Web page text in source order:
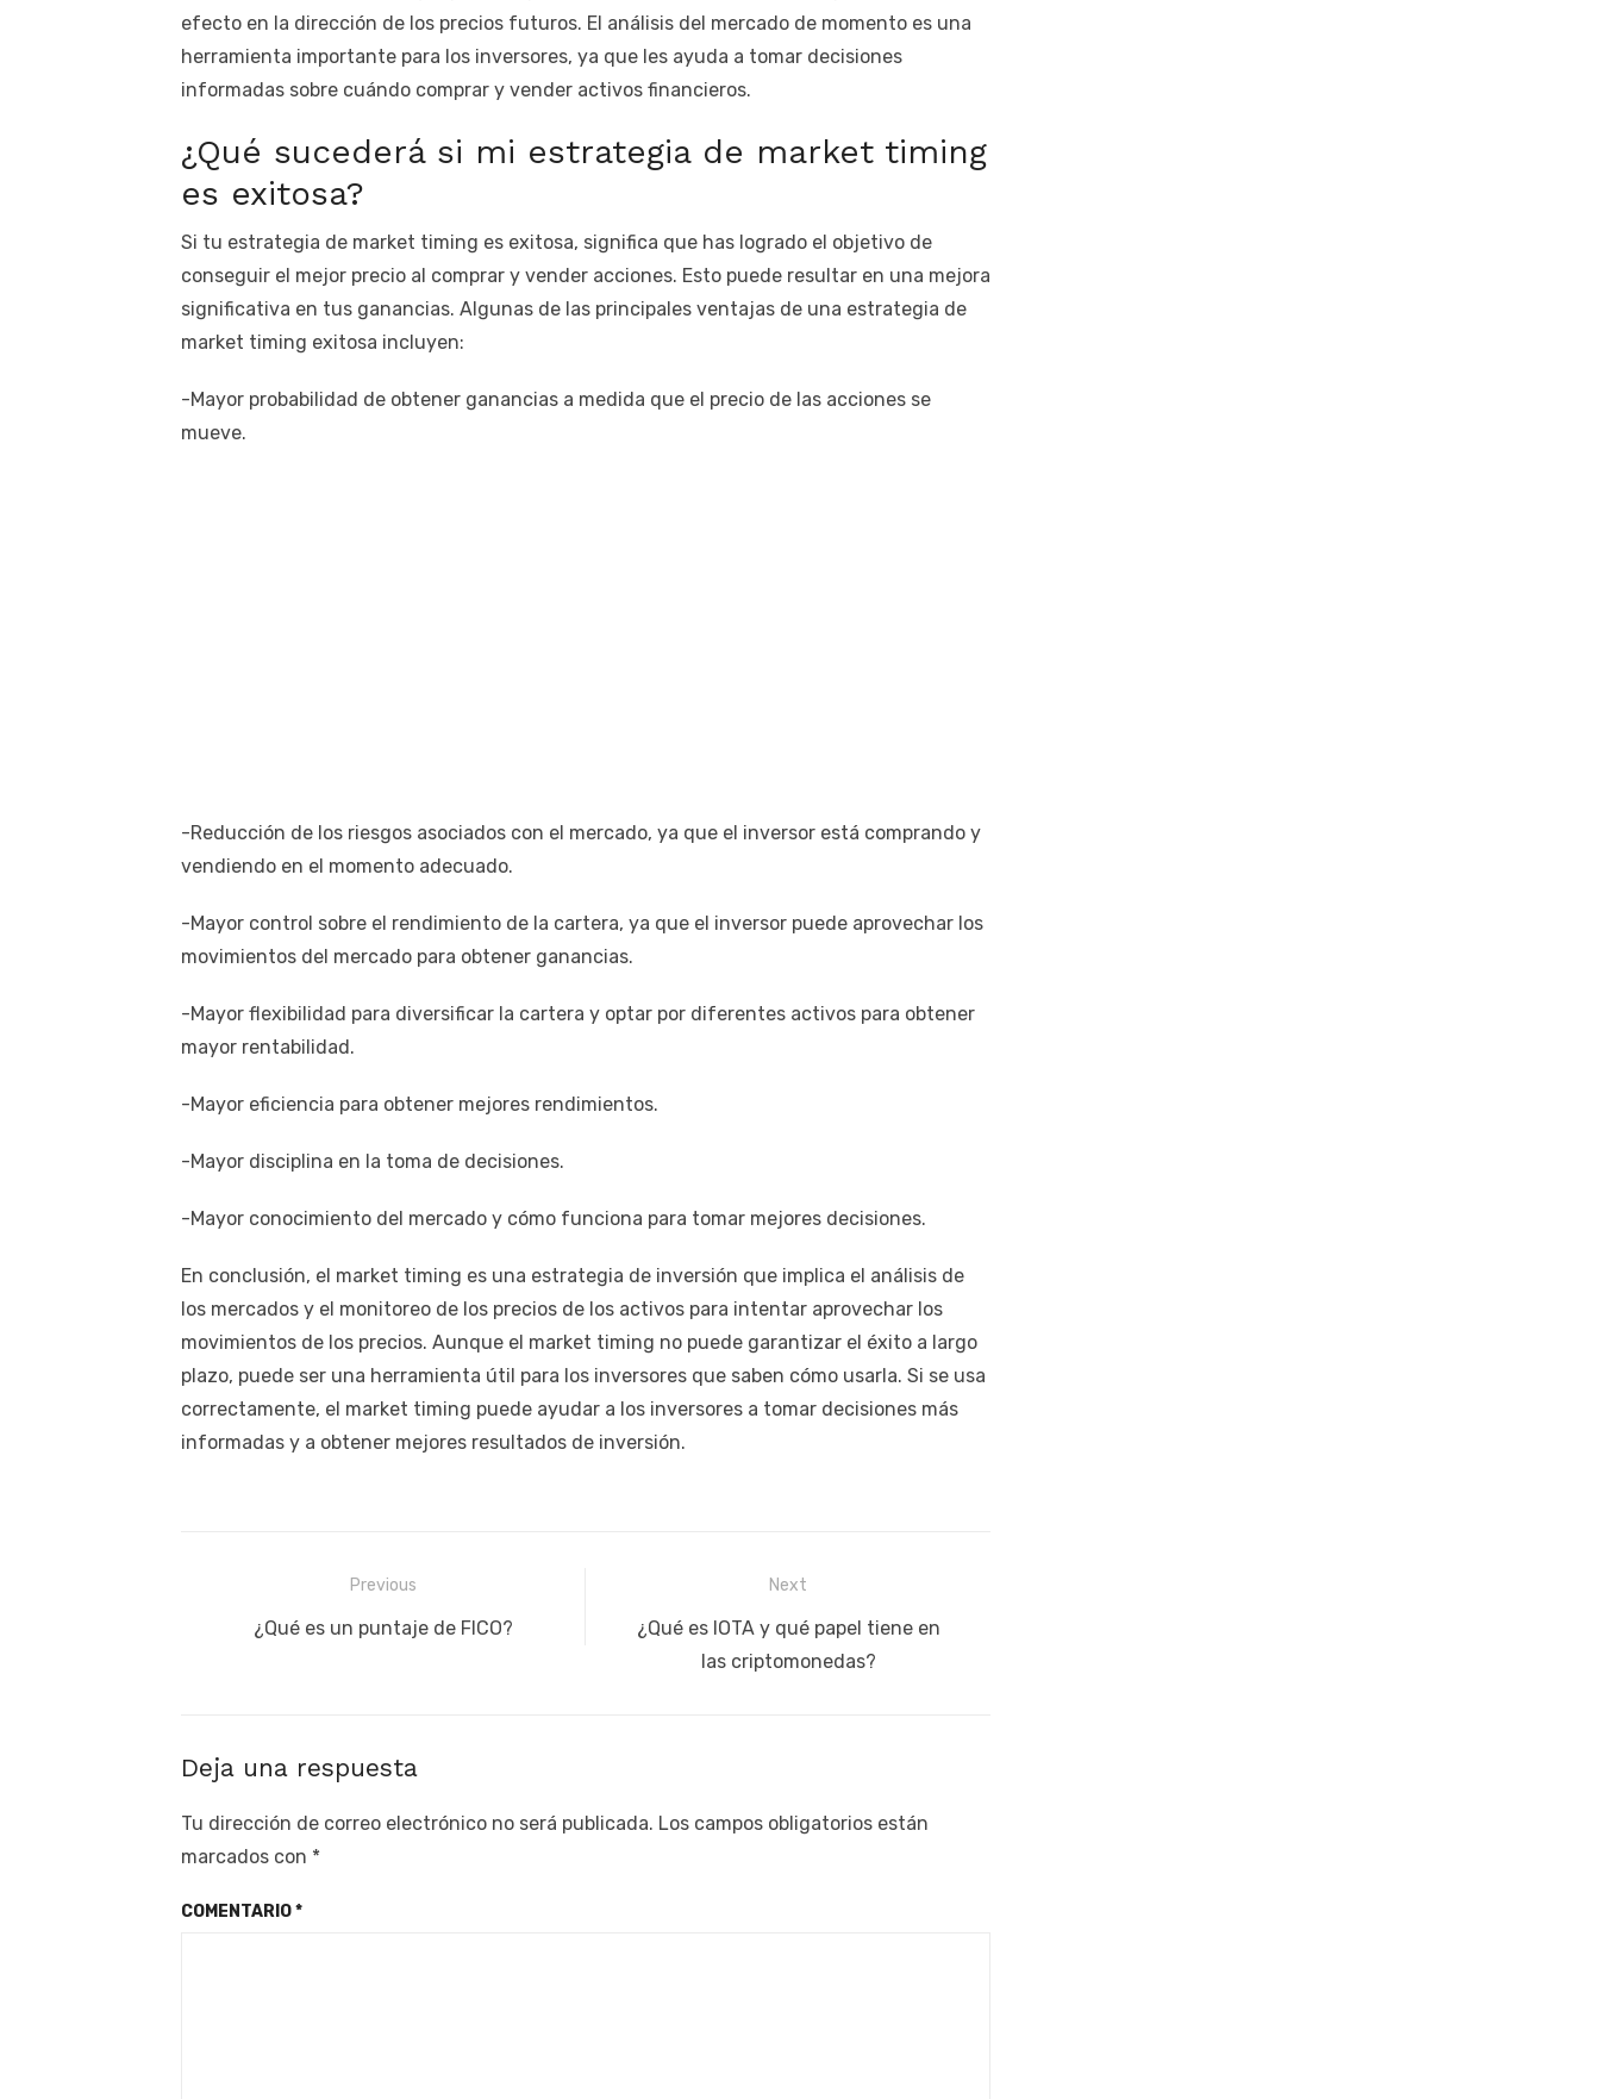
efecto en la dirección de los precios futuros. El análisis del mercado de momento es una
herramienta importante para los inversores, ya que les ayuda a tomar decisiones
informadas sobre cuándo comprar y vender activos financieros.
¿Qué sucederá si mi estrategia de market timing
es exitosa?
Si tu estrategia de market timing es exitosa, significa que has logrado el objetivo de
conseguir el mejor precio al comprar y vender acciones. Esto puede resultar en una mejora
significativa en tus ganancias. Algunas de las principales ventajas de una estrategia de
market timing exitosa incluyen:
-Mayor probabilidad de obtener ganancias a medida que el precio de las acciones se
mueve.
-Reducción de los riesgos asociados con el mercado, ya que el inversor está comprando y
vendiendo en el momento adecuado.
-Mayor control sobre el rendimiento de la cartera, ya que el inversor puede aprovechar los
movimientos del mercado para obtener ganancias.
-Mayor flexibilidad para diversificar la cartera y optar por diferentes activos para obtener
mayor rentabilidad.
-Mayor eficiencia para obtener mejores rendimientos.
-Mayor disciplina en la toma de decisiones.
-Mayor conocimiento del mercado y cómo funciona para tomar mejores decisiones.
En conclusión, el market timing es una estrategia de inversión que implica el análisis de
los mercados y el monitoreo de los precios de los activos para intentar aprovechar los
movimientos de los precios. Aunque el market timing no puede garantizar el éxito a largo
plazo, puede ser una herramienta útil para los inversores que saben cómo usarla. Si se usa
correctamente, el market timing puede ayudar a los inversores a tomar decisiones más
informadas y a obtener mejores resultados de inversión.
NavegaciónPrevious
Previous
¿Qué es un puntaje de FICO?
Next
Next
¿Qué es IOTA y qué papel tiene en
las criptomonedas?
Deja una respuesta
Tu dirección de correo electrónico no será publicada. Los campos obligatorios están
marcados con *
COMENTARIO*